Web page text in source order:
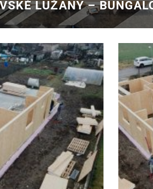
LUŽANY –